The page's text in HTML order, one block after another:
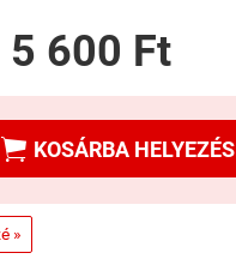
5 600 Ft
 KOSÁRBA HELYEZÉS
»